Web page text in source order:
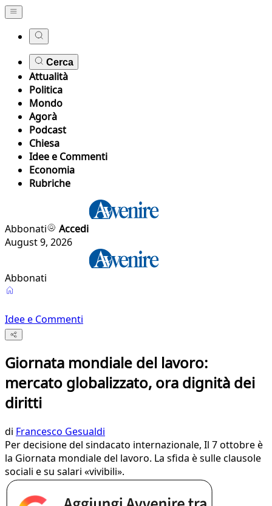
Cerca
Attualità
Politica
Mondo
Agorà
Podcast
Chiesa
Idee e Commenti
Economia
Rubriche
Abbonati
Accedi
August 9, 2026
Abbonati
Idee e Commenti
Giornata mondiale del lavoro:
mercato globalizzato, ora dignità dei
diritti
di Francesco Gesualdi
Per decisione del sindacato internazionale, Il 7 ottobre è
la Giornata mondiale del lavoro. La sfida è sulle clausole
sociali e su salari «vivibili».